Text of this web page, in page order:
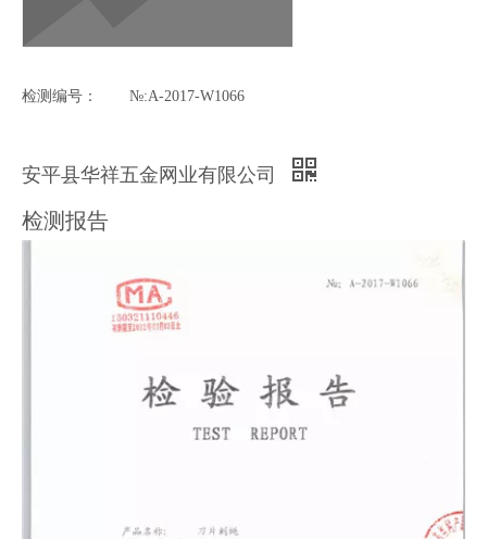
检测编号： №:A-2017-W1066
安平县华祥五金网业有限公司
检测报告